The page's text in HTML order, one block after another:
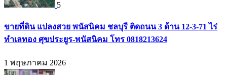
5
ขายที่ดิน แปลงสวย พนัสนิคม ชลบุรี ติดถนน 3 ด้าน 12-3-71 ไร่
ทำเลทอง ศุขประยูร-พนัสนิคม โทร 0818213624
1 พฤษภาคม 2026